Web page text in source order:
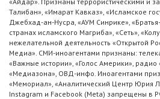
Талибан», «Имарат Кавказ», «Исламское
Джебхад-ан-Нусра, «АУМ Синрике»,
странах исламского Магриба», «Сеть»,
нежелательной деятельность «Открытой
Медиа». СМИ-иноагентами признаны:
«Важные истории», «Голос Америки», радио
«Медиазона», ОВД-инфо. Иноагентами
«Мемориал», «Аналитический Центр Юрия
Instagram и Facebook (Metа) запрещены в